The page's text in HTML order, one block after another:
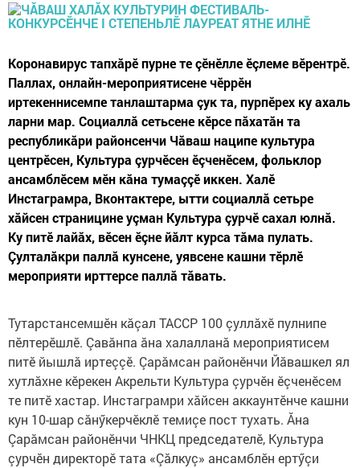
Коронавирус тапхăрӗ пурне те çӗнӗлле ӗçлеме вӗрентрӗ.
Паллах, онлайн-мероприятисене чӗррӗн
иртекеннисемпе танлаштарма çук та, пурпӗрех ку ахаль
ларни мар. Социаллă сетьсене кӗрсе пăхатăн та
республикăри районсенчи Чăваш наципе культура
центрӗсен, Культура çурчӗсен ӗçченӗсем, фольклор
ансамблӗсем мӗн кăна тумаççӗ иккен. Халӗ
Инстаграмра, Вконтактере, ытти социаллă сетьре
хăйсен страницине уçман Культура çурчӗ сахал юлнă.
Ку питӗ лайăх, вӗсен ӗçне йăлт курса тăма пулать.
Çулталăкри паллă кунсене, уявсене кашни тӗрлӗ
мероприяти ирттерсе паллă тăвать.
Тутарстансемшӗн кăçал ТАССР 100 çуллăхӗ пулнипе
пӗлтерӗшлӗ. Çавăнпа ăна халалланă мероприятисем
питӗ йышлă иртеççӗ. Çарăмсан районӗнчи Йăвашкел ял
хутлăхне кӗрекен Акрельти Культура çурчӗн ӗçченӗсем
те питӗ хастар. Инстаграмри хăйсен аккаунтӗнче кашни
кун 10-шар сăнӳкерчӗклӗ темиçе пост тухать. Ăна
Çарăмсан районӗнчи ЧНКЦ председателӗ, Культура
çурчӗн директорӗ тата «Çăлкуç» ансамблӗн ертӳçи